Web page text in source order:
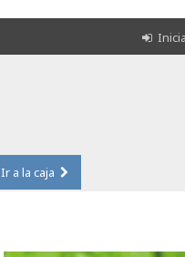
Ir a la caja